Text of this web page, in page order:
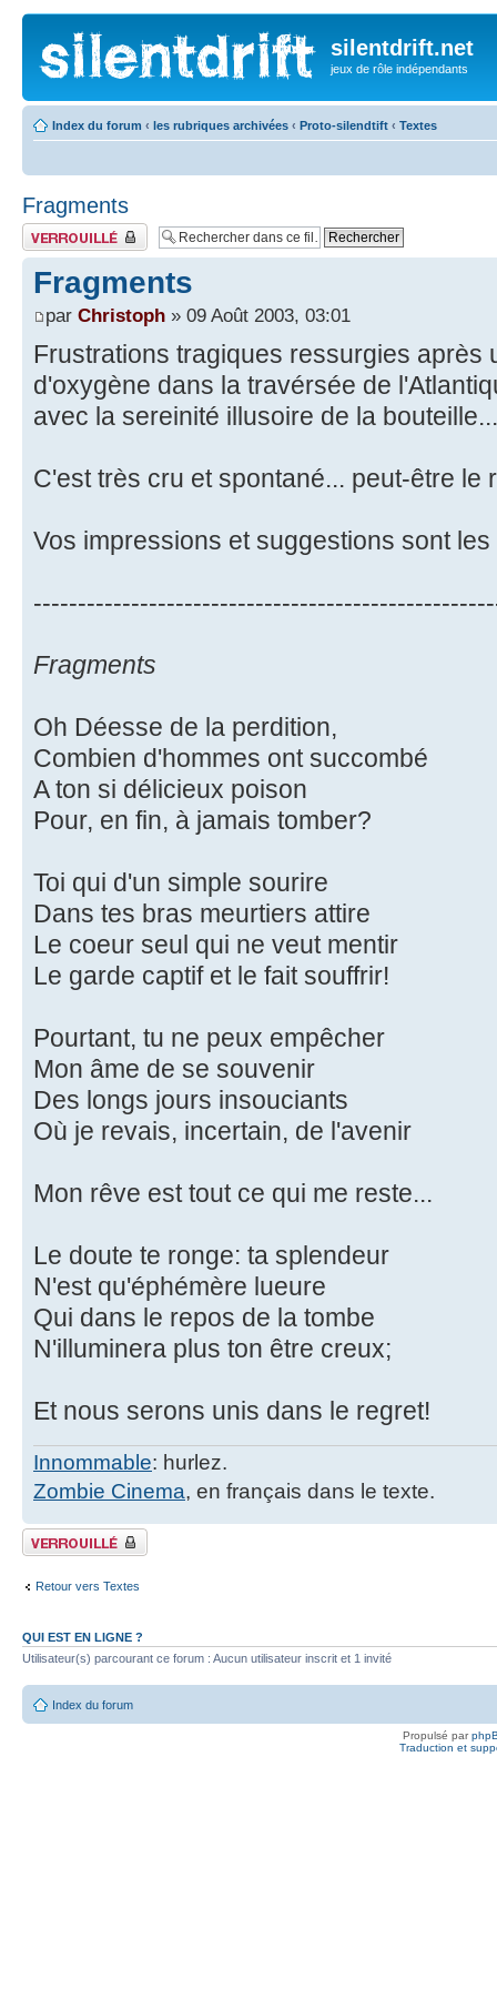
silentdrift.net
jeux de rôle indépendants
Index du forum ‹ les rubriques archivées ‹ Proto-silendtift ‹ Textes
Fragments
Fil verrouillé
Fragments
par Christoph » 09 Août 2003, 03:01
Frustrations tragiques ressurgies après
d'oxygène dans la travérsée de
avec la sereinité illusoire de la
C'est très cru et spontané... peut-être le
Vos impressions et suggestions sont
Fragments
Oh Déesse de la perdition,
Combien d'hommes ont succombé
A ton si délicieux poison
Pour, en fin, à jamais tomber?
Toi qui d'un simple sourire
Dans tes bras meurtiers attire
Le coeur seul qui ne veut mentir
Le garde captif et le fait souffrir!
Pourtant, tu ne peux empêcher
Mon âme de se souvenir
Des longs jours insouciants
Où je revais, incertain, de l'avenir
Mon rêve est tout ce qui me reste...
Le doute te ronge: ta splendeur
N'est qu'éphémère lueure
Qui dans le repos de la tombe
N'illuminera plus ton être creux;
Et nous serons unis dans le regret!
Innommable: hurlez.
Zombie Cinema, en français dans le texte.
Fil verrouillé
Retour vers Textes
QUI EST EN LIGNE ?
Utilisateur(s) parcourant ce forum : Aucun utilisateur inscrit et 1 invité
Index du forum
Propulsé par
Traduction et